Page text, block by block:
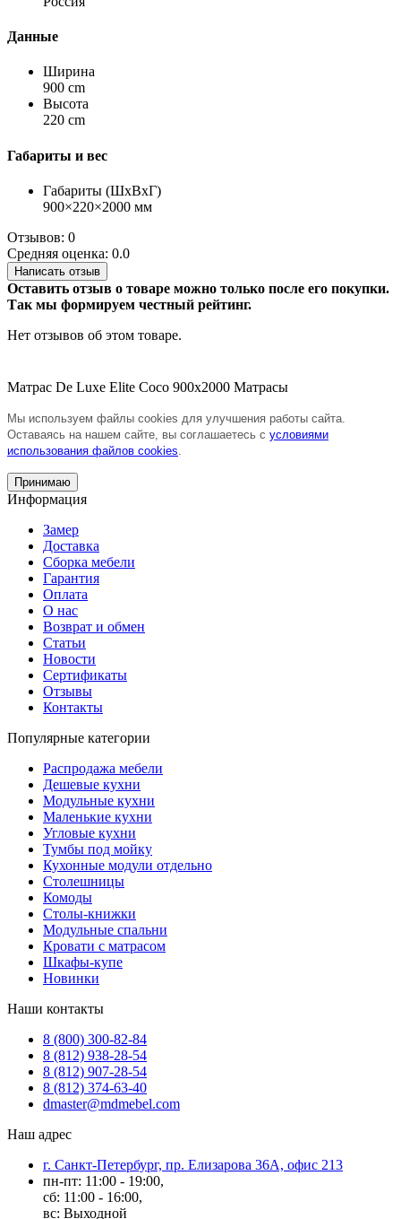
Данные
Ширина
900 cm
Высота
220 cm
Габариты и вес
Габариты (ШхВхГ)
900×220×2000 мм
Отзывов: 0
Средняя оценка: 0.0
Написать отзыв
Оставить отзыв о товаре можно только после его покупки.
Так мы формируем честный рейтинг.
Нет отзывов об этом товаре.
Матраc De Luxe Elite Coco 900х2000 Матрасы
Мы используем файлы cookies для улучшения работы сайта.
Оставаясь на нашем сайте, вы соглашаетесь с условиями
использования файлов cookies.
Принимаю
Информация
Замер
Доставка
Сборка мебели
Гарантия
Оплата
О нас
Возврат и обмен
Статьи
Новости
Сертификаты
Отзывы
Контакты
Популярные категории
Распродажа мебели
Дешевые кухни
Модульные кухни
Маленькие кухни
Угловые кухни
Тумбы под мойку
Кухонные модули отдельно
Столешницы
Комоды
Столы-книжки
Модульные спальни
Кровати с матрасом
Шкафы-купе
Новинки
Наши контакты
8 (800) 300-82-84
8 (812) 938-28-54
8 (812) 907-28-54
8 (812) 374-63-40
dmaster@mdmebel.com
Наш адрес
г. Санкт-Петербург, пр. Елизарова 36А, офис 213
пн-пт: 11:00 - 19:00,
сб: 11:00 - 16:00,
вс: Выходной